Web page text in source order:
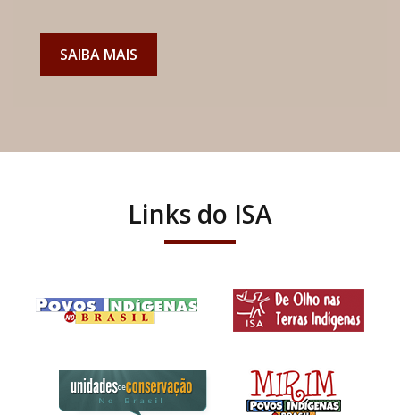
SAIBA MAIS
Links do ISA